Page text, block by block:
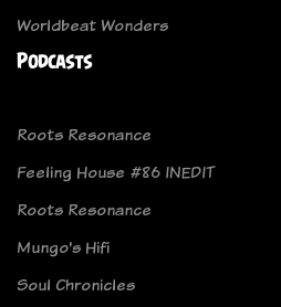
Worldbeat Wonders
Podcasts
Roots Resonance
Feeling House #86 INEDIT
Roots Resonance
Mungo's Hifi
Soul Chronicles